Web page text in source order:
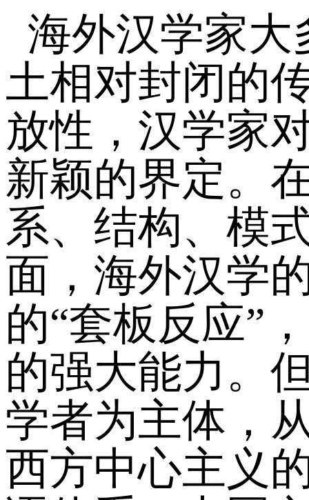
海外汉学家大
土相对封闭的
放性，汉学家
新颖的界定。
系、结构、模
面，海外汉学
的“套板反应”
的强大能力。
学者为主体，
西方中心主义